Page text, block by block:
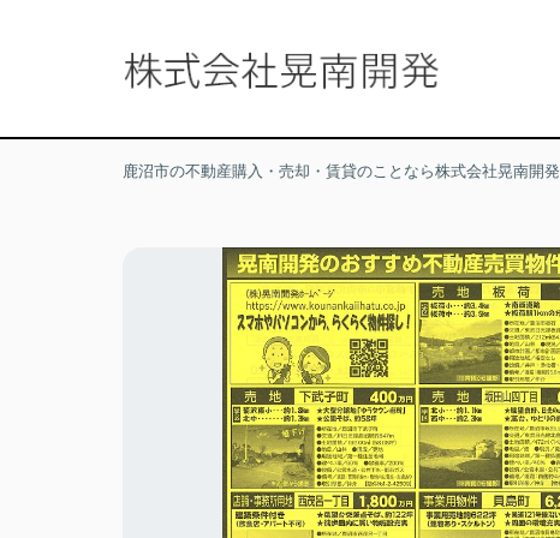
鹿沼市の不動産購入・売却・賃貸のことなら株式会社晃南開発